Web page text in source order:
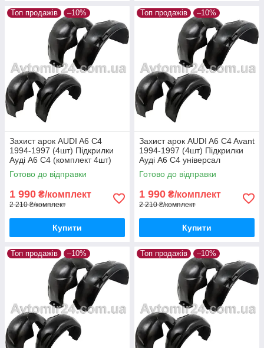
Топ продажів –10%
Захист арок AUDI A6 C4
1994-1997 (4шт) Підкрилки
Ауді А6 С4 (комплект 4шт)
Готово до відправки
1 990 ₴/комплект
2 210 ₴/комплект
Купити
Топ продажів –10%
Захист арок AUDI A6 C4 Avant
1994-1997 (4шт) Підкрилки
Ауді А6 С4 універсал
(комплект 4шт)
Готово до відправки
1 990 ₴/комплект
2 210 ₴/комплект
Купити
Топ продажів –10% Топ продажів –10%